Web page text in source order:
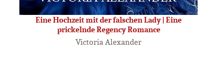
Eine Hochzeit mit der falschen Lady | Eine
prickelnde Regency Romance
Victoria Alexander